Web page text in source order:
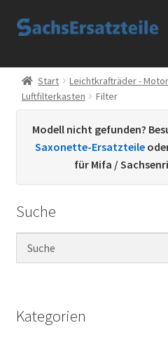
Zur
Zum
Start
AGB
Datenschutzerklärung
Kontakt
Sachs Ersatzteile
Über uns
Start Leichtkrafträder -
Luftfilterkasten
Filter
Modell nicht gefunden?
Saxonette-Ersatzteile
für Mifa /
Suche
Kategorien